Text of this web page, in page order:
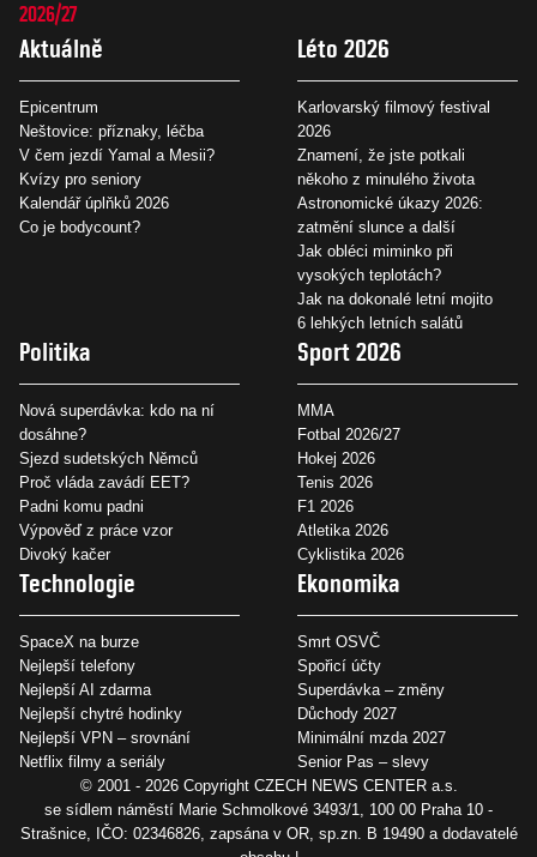
2026/27
Aktuálně
Epicentrum
Neštovice: příznaky, léčba
V čem jezdí Yamal a Mesii?
Kvízy pro seniory
Kalendář úplňků 2026
Co je bodycount?
Léto 2026
Karlovarský filmový festival
2026
Znamení, že jste potkali
někoho z minulého života
Astronomické úkazy 2026:
zatmění slunce a další
Jak obléci miminko při
vysokých teplotách?
Jak na dokonalé letní mojito
6 lehkých letních salátů
Politika
Nová superdávka: kdo na ní
dosáhne?
Sjezd sudetských Němců
Proč vláda zavádí EET?
Padni komu padni
Výpověď z práce vzor
Divoký kačer
Sport 2026
MMA
Fotbal 2026/27
Hokej 2026
Tenis 2026
F1 2026
Atletika 2026
Cyklistika 2026
Technologie
SpaceX na burze
Nejlepší telefony
Nejlepší AI zdarma
Nejlepší chytré hodinky
Nejlepší VPN – srovnání
Netflix filmy a seriály
Ekonomika
Smrt OSVČ
Spořicí účty
Superdávka – změny
Důchody 2027
Minimální mzda 2027
Senior Pas – slevy
© 2001 - 2026 Copyright CZECH NEWS CENTER a.s.
se sídlem náměstí Marie Schmolkové 3493/1, 100 00 Praha 10 -
Strašnice, IČO: 02346826, zapsána v OR, sp.zn. B 19490 a dodavatelé